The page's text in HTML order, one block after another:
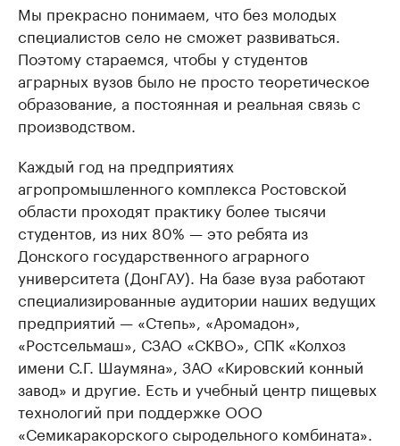
Мы прекрасно понимаем, что без молодых
специалистов село не сможет развиваться.
Поэтому стараемся, чтобы у студентов
аграрных вузов было не просто теоретическое
образование, а постоянная и реальная связь с
производством.
Каждый год на предприятиях
агропромышленного комплекса Ростовской
области проходят практику более тысячи
студентов, из них 80% — это ребята из
Донского государственного аграрного
университета (ДонГАУ). На базе вуза работают
специализированные аудитории наших ведущих
предприятий — «Степь», «Аромадон»,
«Ростсельмаш», СЗАО «СКВО», СПК «Колхоз
имени С.Г. Шаумяна», ЗАО «Кировский конный
завод» и другие. Есть и учебный центр пищевых
технологий при поддержке ООО
«Семикаракорского сыродельного комбината».